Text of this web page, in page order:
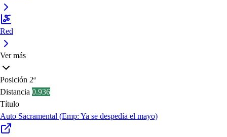
Red
Ver más
Posición 2ª
Distancia 0.936
Título
Auto Sacramental (Emp: Ya se despedía el mayo)